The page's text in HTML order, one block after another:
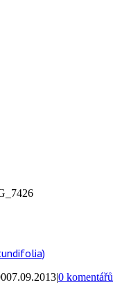
07.09.2013|0 komentářů